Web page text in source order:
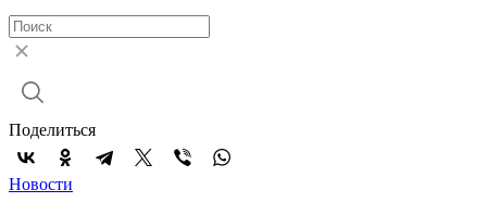
Поделиться
Новости